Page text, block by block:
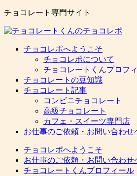
チョコレート専門サイト
チョコレポへようこそ
チョコレポについて
チョコレートくんプロフ
チョコレートの豆知識
チョコレート記事
コンビニチョコレート
高級チョコレート
カフェ・スイーツ専門店
お仕事のご依頼・お問い合わせ
チョコレポへようこそ
お仕事のご依頼・お問い合わせ
チョコレートくんプロフィール